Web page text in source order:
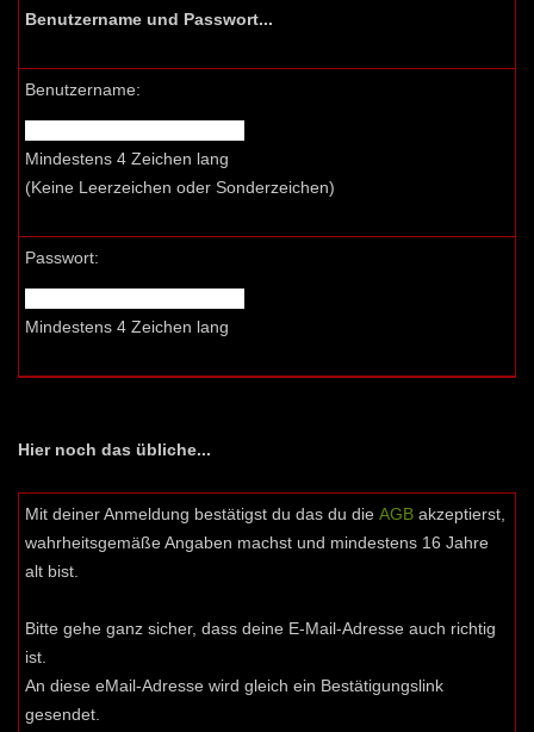
Benutzername und Passwort...
Benutzername:
Mindestens 4 Zeichen lang
(Keine Leerzeichen oder Sonderzeichen)
Passwort:
Mindestens 4 Zeichen lang
Hier noch das übliche...
Mit deiner Anmeldung bestätigst du das du die AGB akzeptierst,
wahrheitsgemäße Angaben machst und mindestens 16 Jahre
alt bist.
Bitte gehe ganz sicher, dass deine E-Mail-Adresse auch richtig
ist.
An diese eMail-Adresse wird gleich ein Bestätigungslink
gesendet.